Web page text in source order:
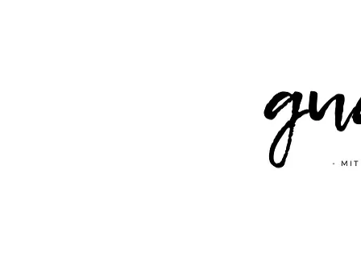
Überschrift 2
Business